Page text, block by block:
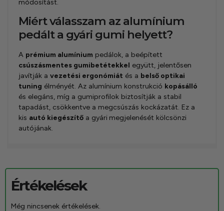
módosítást.
Miért válasszam az alumínium
pedált a gyári gumi helyett?
A prémium alumínium pedálok, a beépített
csúszásmentes gumibetétekkel együtt, jelentősen
javítják avezetési ergonómiát és a belső optikai
tuning élményét. Az alumínium konstrukció kopásálló
és elegáns, míg a gumiprofilok biztosítják a stabil
tapadást, csökkentve a megcsúszás kockázatát. Ez a
kis autó kiegészítő a gyári megjelenését kölcsönzi
autójának.
Értékelések
Még nincsenek értékelések.